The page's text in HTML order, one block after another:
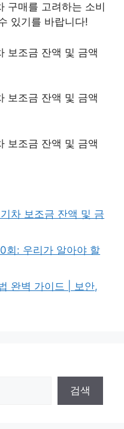
구매를 고려하는 소비
있기를 바랍니다!
보조금 잔액 및 금액
보조금 잔액 및 금액
보조금 잔액 및 금액
차 보조금 잔액 및 금
회: 우리가 알아야 할
완벽 가이드 | 보안,
검색